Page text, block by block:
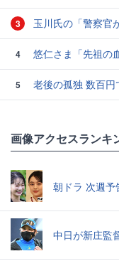
3 玉川氏の「警察官
4 悠仁さま「先祖の
5
老後の孤独 数百円
画像アクセスランキ
朝ドラ 次週予
中日が新庄監